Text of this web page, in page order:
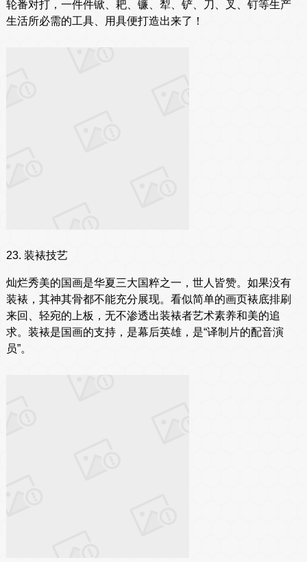
轮番对打，一件件锨、耙、镰、犁、铲、刀、叉、钉等生产
生活所必需的工具、用具便打造出来了！
23. 装裱技艺
灿烂秀美的国画是华夏三大国粹之一，世人皆赞。如果没有
装裱，其神其骨都不能充分展现。看似简单的画页裱底排刷
来回、轻宛的上板，无不渗透出装裱者艺术素养和美的追
求。装裱是国画的支持，是幕后英雄，是“译制片的配音演
员”。